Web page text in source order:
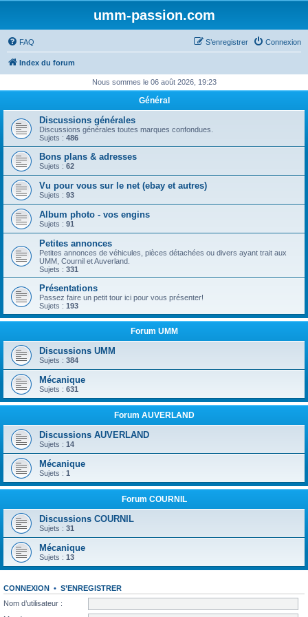
umm-passion.com
FAQ Connexion
S’enregistrer
Index du forum
Nous sommes le 06 août 2026, 19:23
Général
Discussions générales
Discussions générales toutes marques confondues.
Sujets : 486
Bons plans & adresses
Sujets : 62
Vu pour vous sur le net (ebay et autres)
Sujets : 93
Album photo - vos engins
Sujets : 91
Petites annonces
Petites annonces de véhicules, pièces détachées ou divers ayant trait aux
UMM, Cournil et Auverland.
Sujets : 331
Présentations
Passez faire un petit tour ici pour vous présenter!
Sujets : 193
Forum UMM
Discussions UMM
Sujets : 384
Mécanique
Sujets : 631
Forum AUVERLAND
Discussions AUVERLAND
Sujets : 14
Mécanique
Sujets : 1
Forum COURNIL
Discussions COURNIL
Sujets : 31
Mécanique
Sujets : 13
CONNEXION • S’ENREGISTRER
Nom d’utilisateur :